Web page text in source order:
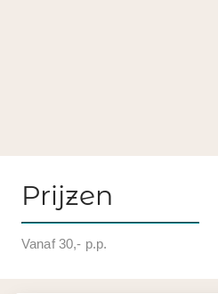
Prijzen
Vanaf 30,- p.p.